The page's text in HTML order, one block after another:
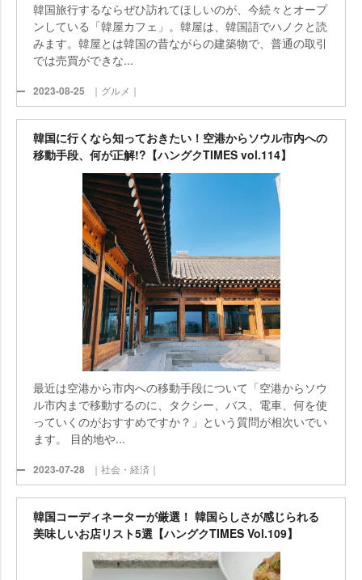
韓国旅行するならぜひ訪れてほしいのが、今続々とオープ
ンしている「韓屋カフェ」。韓屋は、韓国語でハノクと読
みます。韓屋とは韓国の昔ながらの建築物で、普通の取引
では売買ができな...
2023-08-25 ｜グルメ｜
韓国に行くなら知っておきたい！空港からソウル市内への
移動手段、何が正解!?【ハングクTIMES vol.114】
最近は空港から市内への移動手段について「空港からソウ
ル市内まで移動するのに、タクシー、バス、電車、何を使
っていくのがおすすめですか？」という質問が相次いでい
ます。 目的地や...
2023-07-28 ｜社会・経済｜
韓国コーディネーターが厳選！ 韓国らしさが感じられる
美味しいお店リスト5選【ハングクTIMES Vol.109】